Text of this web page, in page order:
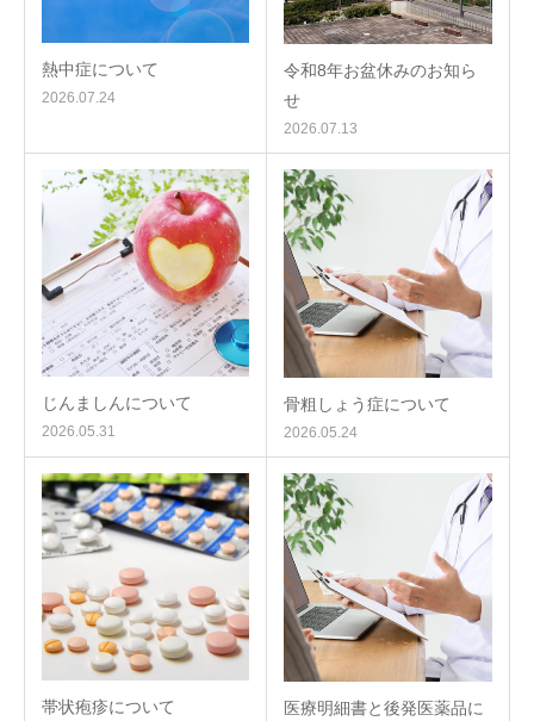
熱中症について
2026.07.24
令和8年お盆休みのお知ら
せ
2026.07.13
じんましんについて
2026.05.31
骨粗しょう症について
2026.05.24
帯状疱疹について
医療明細書と後発医薬品に